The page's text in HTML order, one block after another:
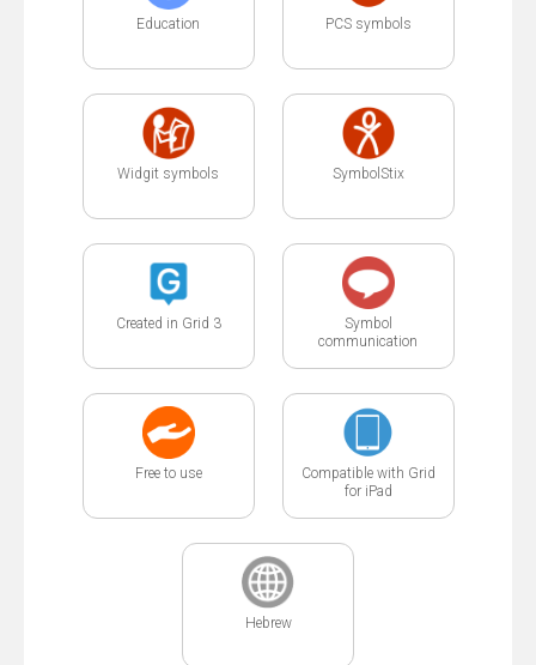
Education PCS symbols
Widgit symbols SymbolStix
Created in Grid 3
Symbol
communication
Free to use
Compatible with Grid
for iPad
Hebrew